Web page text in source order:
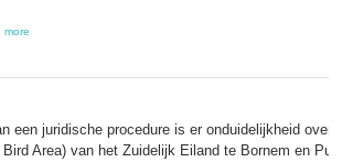
more
een juridische procedure is er onduidelijkheid over
Bird Area) van het Zuidelijk Eiland te Bornem en